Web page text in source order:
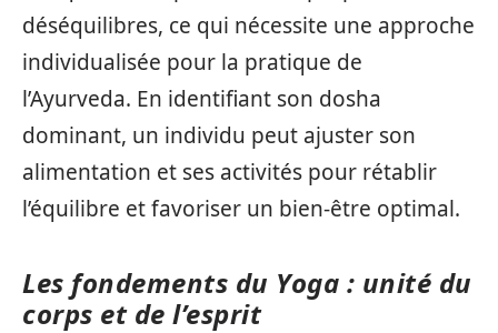
déséquilibres, ce qui nécessite une approche
individualisée pour la pratique de
l’Ayurveda. En identifiant son dosha
dominant, un individu peut ajuster son
alimentation et ses activités pour rétablir
l’équilibre et favoriser un bien-être optimal.
Les fondements du Yoga : unité du
corps et de l’esprit